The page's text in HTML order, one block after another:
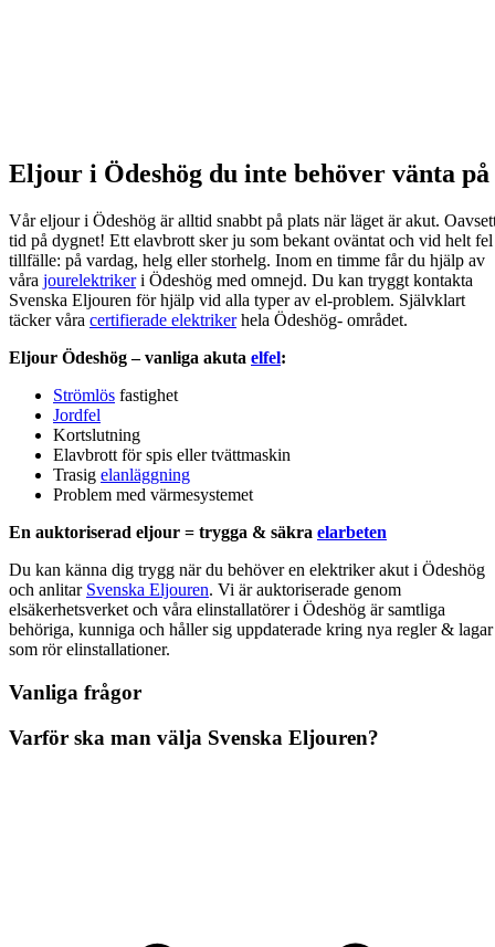
Eljour i Ödeshög du inte behöver vänta på
Vår eljour i Ödeshög är alltid snabbt på plats när läget är akut.
tid på dygnet! Ett elavbrott sker ju som bekant oväntat och vid helt fel
tillfälle: på vardag, helg eller storhelg. Inom en timme får du hjälp av
våra jourelektrikeri Ödeshög med omnejd. Du kan tryggt kontakta
Svenska Eljouren för hjälp vid alla typer av el-problem. Självklart
täcker våra certifierade elektrikerhela Ödeshög- området.
Eljour Ödeshög – vanliga akuta elfel:
Strömlös fastighet
Jordfel
Kortslutning
Elavbrott för spis eller tvättmaskin
Trasig elanläggning
Problem med värmesystemet
En auktoriserad eljour = trygga & säkra elarbeten
Du kan känna dig trygg när du behöver en elektriker akut i Ödeshög
och anlitar Svenska Eljouren. Vi är auktoriserade genom
elsäkerhetsverket och våra elinstallatörer i Ödeshög är samtliga
behöriga, kunniga och håller sig uppdaterade kring nya regler & lagar
som rör elinstallationer.
Vanliga frågor
Varför ska man välja Svenska Eljouren?